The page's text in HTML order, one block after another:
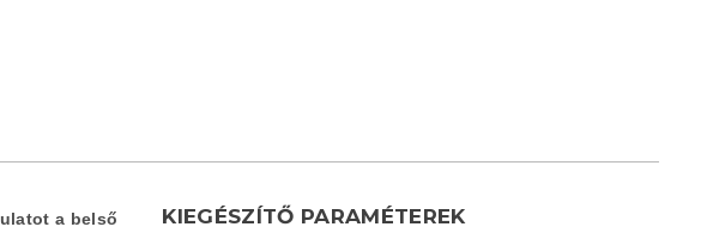
a belső
KIEGÉSZÍTŐ PARAMÉTEREK